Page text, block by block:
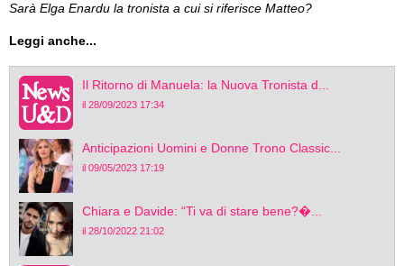
Sarà Elga Enardu la tronista a cui si riferisce Matteo?
Leggi anche...
Il Ritorno di Manuela: la Nuova Tronista d...
il 28/09/2023 17:34
Anticipazioni Uomini e Donne Trono Classic...
il 09/05/2023 17:19
Chiara e Davide: “Ti va di stare bene?�...
il 28/10/2022 21:02